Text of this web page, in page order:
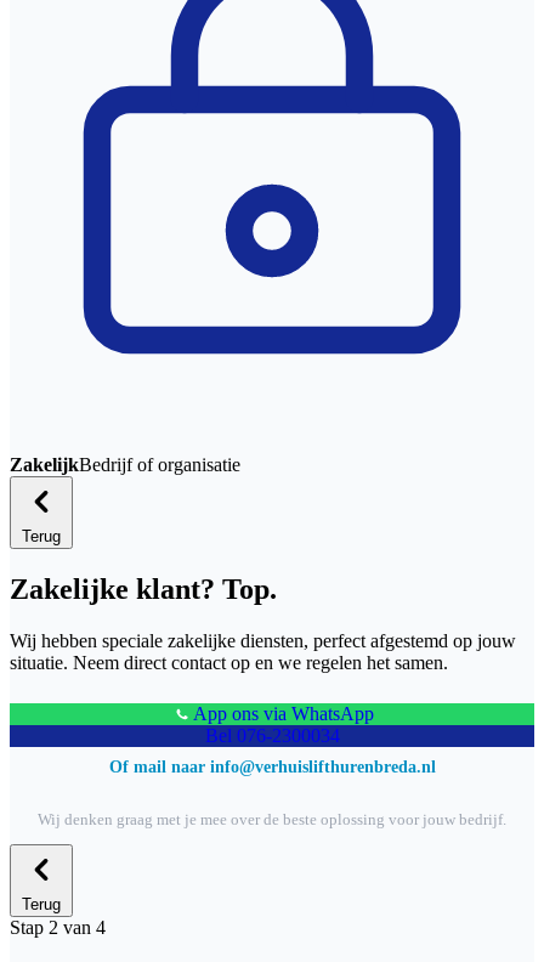
ZakelijkBedrijf of organisatie
Terug
Zakelijke klant? Top.
Wij hebben speciale zakelijke diensten, perfect afgestemd op jouw
situatie. Neem direct contact op en we regelen het samen.
App ons via WhatsApp
Bel 076-2300034
Of mail naar info@verhuislifthurenbreda.nl
Wij denken graag met je mee over de beste oplossing voor jouw bedrijf.
Terug
Stap 2 van 4